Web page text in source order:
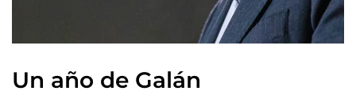
Un año de Galán